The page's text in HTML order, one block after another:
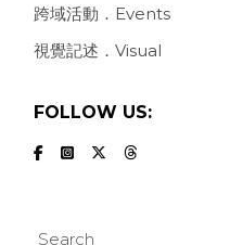
跨域活動．Events
視覺記述．Visual
FOLLOW US:
Search